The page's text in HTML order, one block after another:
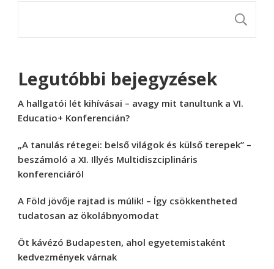
Legutóbbi bejegyzések
A hallgatói lét kihívásai – avagy mit tanultunk a VI.
Educatio+ Konferencián?
„A tanulás rétegei: belső világok és külső terepek” –
beszámoló a XI. Illyés Multidiszciplináris
konferenciáról
A Föld jövője rajtad is múlik! – Így csökkentheted
tudatosan az ökolábnyomodat
Öt kávézó Budapesten, ahol egyetemistaként
kedvezmények várnak